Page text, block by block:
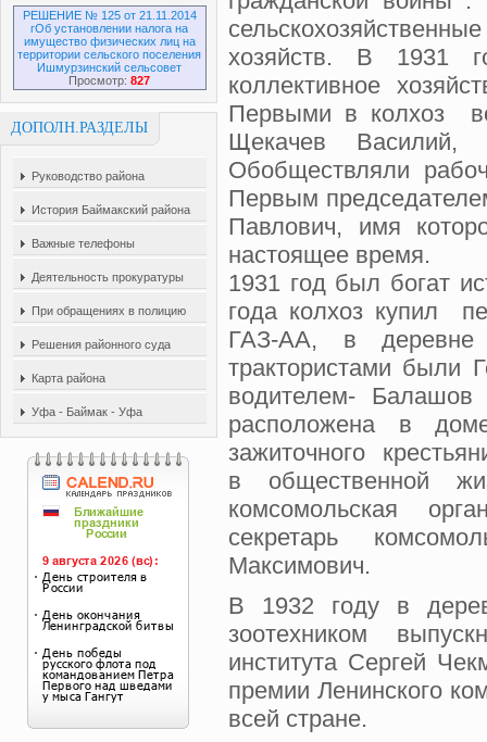
РЕШЕНИЕ № 125 от 21.11.2014
гОб установлении налога на
имущество физических лиц на
территории сельского поселения
Ишмурзинский сельсовет
Просмотр:827
ДОПОЛН.РАЗДЕЛЫ
Руководство района
История Баймакский района
Важные телефоны
Деятельность прокуратуры
При обращениях в полицию
Решения районного суда
Карта района
Уфа - Баймак - Уфа
хозяйств. В 1931
коллективное
Первыми в колхоз
Щекачев Василий,
Обобществляли
Первым
Павлович, имя
настоящее время.
1931 год был богат
года колхоз купил
ГАЗ-АА, в
трактористами были
водителем-
расположена в
зажиточного
в общественной
комсомольская
секретарь
Максимович.
В 1932 году в
зоотехником
института Сергей
премии Ленинского
всей стране.